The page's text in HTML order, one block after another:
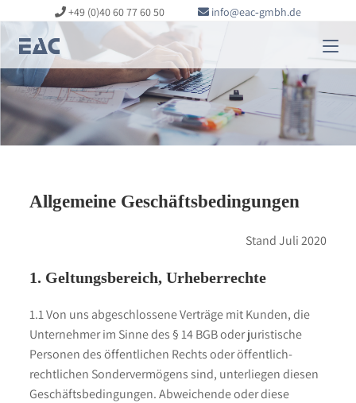
+49 (0)40 60 77 60 50 info@eac‑gmbh.de
Allgemeine Geschäftsbedingungen
Stand Juli 2020
1. Geltungsbereich, Urheberrechte
1.1 Von uns abgeschlossene Verträge mit Kunden, die
Unternehmer im Sinne des § 14 BGB oder juristische
Personen des öffentlichen Rechts oder öffentlich-
rechtlichen Sondervermögens sind, unterliegen diesen
Geschäftsbedingungen. Abweichende oder diese